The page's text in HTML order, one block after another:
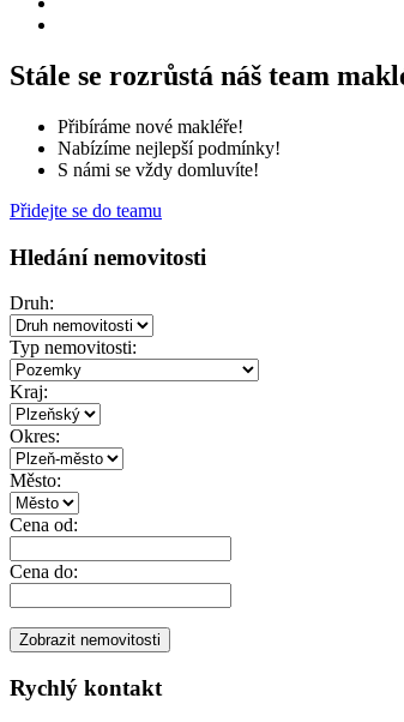
Stále se rozrůstá náš team
Přibíráme nové makléře!
Nabízíme nejlepší podmínky!
S námi se vždy domluvíte!
Přidejte se do teamu
Hledání nemovitosti
Druh:
Typ nemovitosti:
Kraj:
Okres:
Město:
Cena od:
Cena do:
Rychlý kontakt